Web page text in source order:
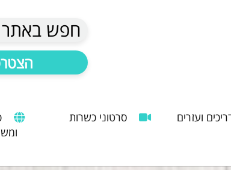
חפש באתר
ועזרים סרטוני כשרות